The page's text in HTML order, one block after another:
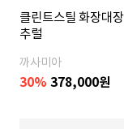
클린트스틸 화장대
추럴
까사미아
30% 378,000원